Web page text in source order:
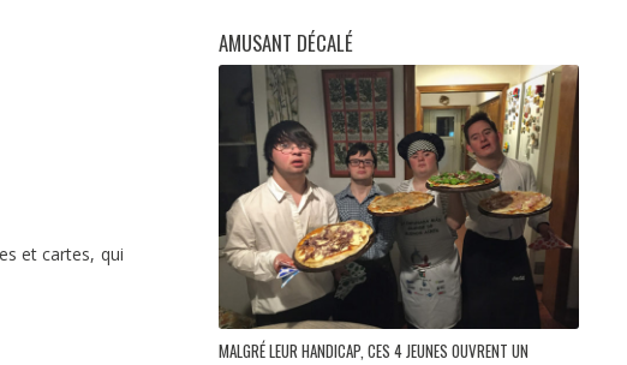
et cartes, qui
AMUSANT DÉCALÉ
MALGRÉ LEUR HANDICAP, CES 4 JEUNES OUVRENT UN